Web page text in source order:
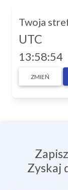
Twoja
UTC
13:58:54
ZMIEŃ
Zyskaj